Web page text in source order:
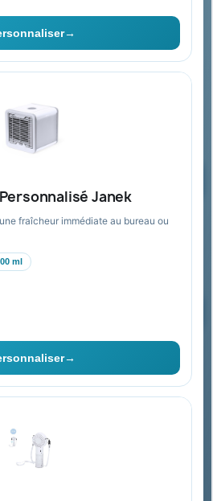
→
Janek
fraîcheur immédiate au bureau ou
ml
→
à tout moment. Vous trouverez pour
dans les conditions d'utilisation du
et facturation Chorus Pro